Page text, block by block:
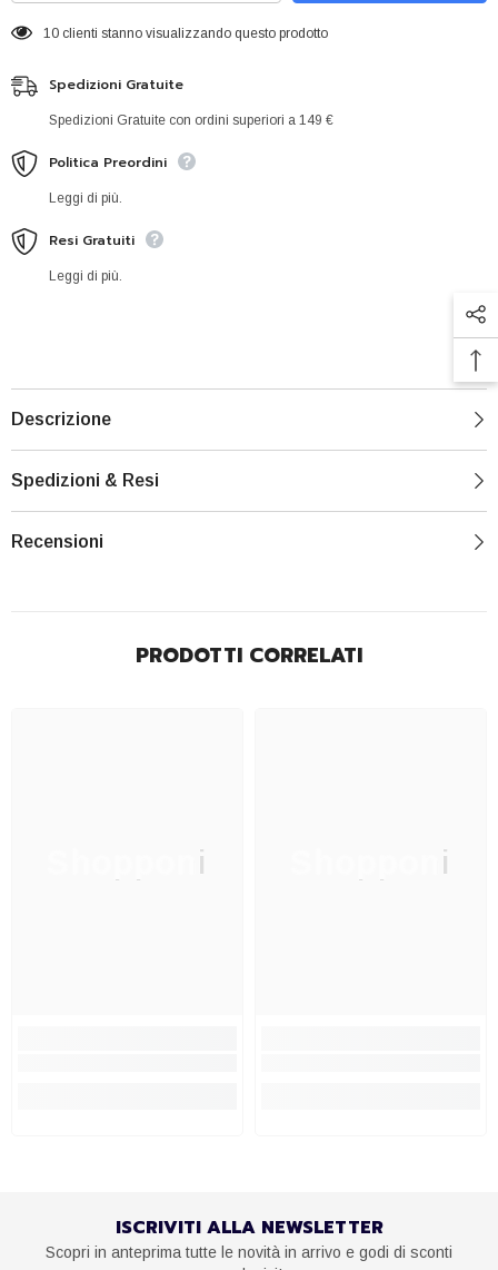
10 clienti stanno visualizzando questo prodotto
Spedizioni Gratuite
Spedizioni Gratuite con ordini superiori a 149 €
Politica Preordini
Leggi di più.
Resi Gratuiti
Leggi di più.
Descrizione
Spedizioni & Resi
Recensioni
PRODOTTI CORRELATI
Shopponi Shopponi
ISCRIVITI ALLA NEWSLETTER
Scopri in anteprima tutte le novità in arrivo e godi di sconti